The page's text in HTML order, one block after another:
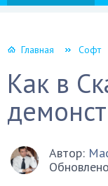
Главная Софт
Как в
Автор: